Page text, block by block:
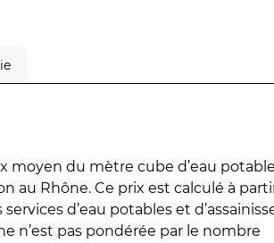
moyen du mètre cube d’eau
au Rhône. Ce prix est calculé à
d’eau potables et
n’est pas pondérée par le nombre